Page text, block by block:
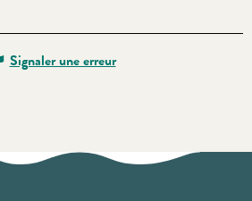
Signaler une erreur